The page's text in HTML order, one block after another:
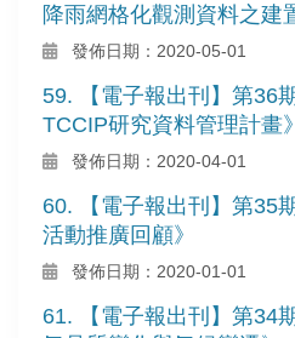
降雨網格化觀測資料之建
發佈日期：2020-05-01
59. 【電子報出刊】第36
TCCIP研究資料管理計畫》
發佈日期：2020-04-01
60. 【電子報出刊】第35
活動推廣回顧》
發佈日期：2020-01-01
61. 【電子報出刊】第34